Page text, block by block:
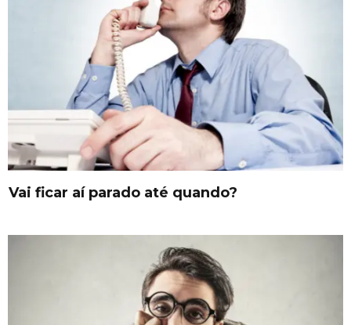
Vai ficar aí parado até quando?